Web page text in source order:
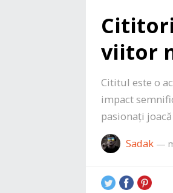
viitor
Cititul este o
impact
pasionați
Sadak —